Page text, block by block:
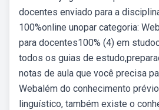
docentes enviado para a
100%online unopar categoria:
para docentes100% (4) em
todos os guias de
notas de aula que você precisa
Webalém do conhecimento
linguístico, também existe o